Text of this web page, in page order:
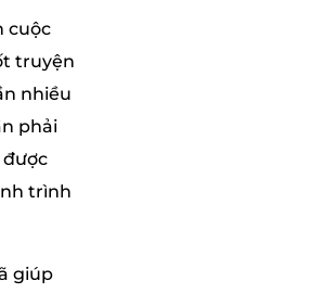
cuộc
truyện
nhiều
phải
được
trình
giúp